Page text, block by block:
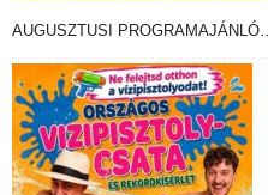
AUGUSZTUSI PROGRAMAJÁNLÓ…